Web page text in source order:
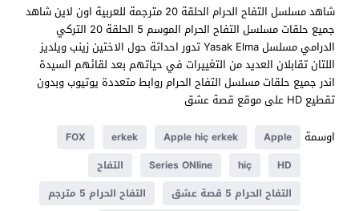
شاهد مسلسل التفاح الحرام الحلقة 20 مترجمة للعربية اون لاين شاهد
جميع حلقات مسلسل التفاح الحرام الموسم 5 الحلقة 20 التركي
الدرامي مسلسل Yasak Elma تدور احداثة حول الاختين زينب ويلديز
اللتان تقابلان العديد من التغييرات في حياتهم بعد لقائهم السيدة
اندر جميع حلقات مسلسل التفاح الحرام روابط متعددة يوتيوب وبدون
تقطيع HD على موقع قصة عشق
اوسمة
Apple
Apple hiç erkek
erkek
FOX
HD
hiç
Series ONline
التفاح
التفاح الحرام 5 قصة عشق
التفاح الحرام 5 مترجم